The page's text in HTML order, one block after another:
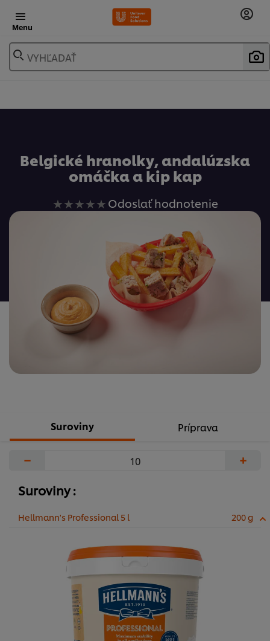
Menu
VYHĽADAŤ
Belgické hranolky, andalúzska
omáčka a kip kap
Pre
recipe
neboli
odoslané
žiadne
hodnotenia
Odoslať hodnotenie
Suroviny Príprava
− +
Suroviny :
Hellmann's Professional 5 l 200 g